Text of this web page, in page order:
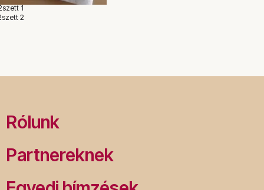
Rólunk
Partnereknek